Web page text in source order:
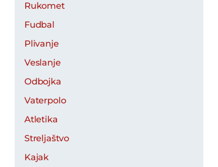
Rukomet
Fudbal
Plivanje
Veslanje
Odbojka
Vaterpolo
Atletika
Streljaštvo
Kajak